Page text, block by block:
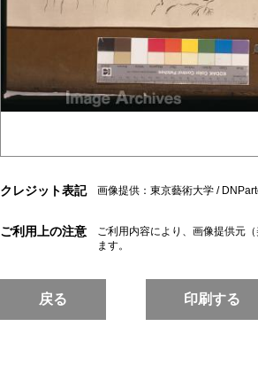
クレジット表記 画像提供：東京藝術大学 /
ご利用上の注意
ご利用内容により、画像提供元
ます。
戻る 印刷する